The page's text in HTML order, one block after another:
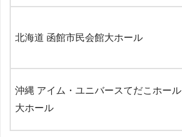
北海道 函館市民会館大ホール
沖縄 アイム・ユニバースてだこホール
大ホール